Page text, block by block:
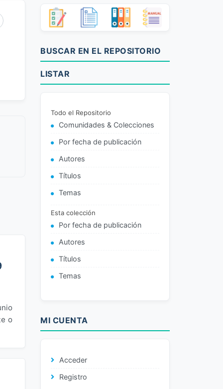
o
BUSCAR EN EL REPOSITORIO
LISTAR
Todo el Repositorio
Comunidades & Colecciones
Por fecha de publicación
Autores
Títulos
Temas
Esta colección
Por fecha de publicación
Autores
Títulos
Temas
MI CUENTA
Acceder
Registro